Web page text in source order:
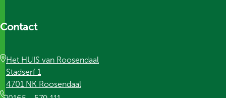
Contact
Het HUIS van Roosendaal
Stadserf 1
4701 NK Roosendaal